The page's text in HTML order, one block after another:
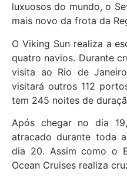
luxuosos do mundo, o
mais novo da frota da
O Viking Sun realiza a
quatro navios. Durante
visita ao Rio de
visitará outros 112
tem 245 noites de
Após chegar no dia
atracado durante toda
dia 20. Assim como o
Ocean Cruises realiza